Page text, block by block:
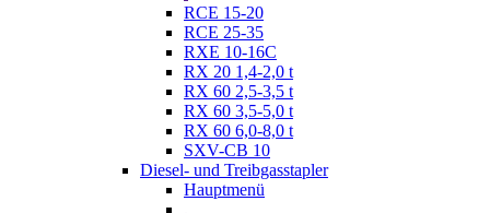
RCE 15-20
RCE 25-35
RXE 10-16C
RX 20 1,4-2,0 t
RX 60 2,5-3,5 t
RX 60 3,5-5,0 t
RX 60 6,0-8,0 t
SXV-CB 10
Diesel- und Treibgasstapler
Hauptmenü
.